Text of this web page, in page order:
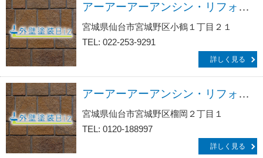
アーアーアーアンシン・リフォームサービス生活救急車ＪＢＲ／出張エリア・宮城野区・東仙台駅前・鶴ヶ谷・中央公園前・自由ヶ丘・燕沢東・岩切受付
宮城県仙台市宮城野区小鶴１丁目２１
TEL: 022-253-9291
詳しく見る
アーアーアーアンシン・リフォームサービス生活救急車ＪＢＲ／出張エリア・宮城野区・榴ヶ岡駅前・東仙台・五輪・原町・鶴ヶ谷・苦竹・扇町・高砂総合受付
宮城県仙台市宮城野区榴岡２丁目１
TEL: 0120-188997
詳しく見る